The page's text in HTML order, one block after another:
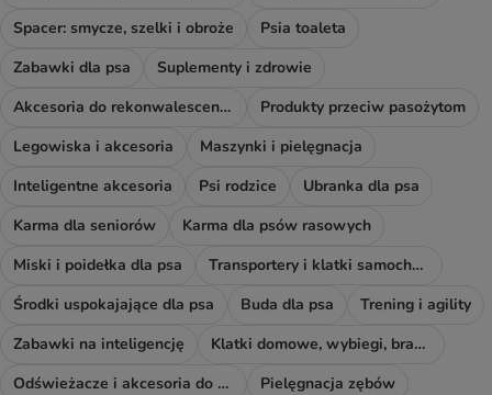
Spacer: smycze, szelki i obroże
Psia toaleta
Zabawki dla psa
Suplementy i zdrowie
Akcesoria do rekonwalescencji
Produkty przeciw pasożytom
Legowiska i akcesoria
Maszynki i pielęgnacja
Inteligentne akcesoria
Psi rodzice
Ubranka dla psa
Karma dla seniorów
Karma dla psów rasowych
Miski i poidełka dla psa
Transportery i klatki samochodowe
Środki uspokajające dla psa
Buda dla psa
Trening i agility
Zabawki na inteligencję
Klatki domowe, wybiegi, bramki i rampy
Odświeżacze i akcesoria do sprzątania
Pielęgnacja zębów